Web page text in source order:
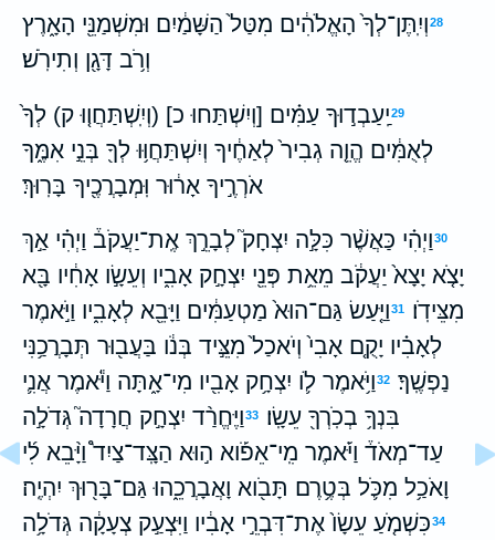
28וְיִֽתֶּן־לְךָ֙ הָאֱלֹהִ֔ים מִטַּל֙ הַשָּׁמַ֔יִם וּמִשְׁמַנֵּ֖י הָאָ֑רֶץ
וְרֹ֥ב דָּגָ֖ן וְתִירֹֽשׁ׃
29יַֽעַבְד֣וּךָ עַמִּ֗ים [וְיִשְׁתַּחוּ כ] (וְיִֽשְׁתַּחֲו֤וּ ק) לְךָ֙
לְאֻמִּ֔ים הֱוֵ֤ה גְבִיר֙ לְאַחֶ֔יךָ וְיִשְׁתַּחֲוּ֥וּ לְךָ֖ בְּנֵ֣י אִמֶּ֑ךָ
אֹרְרֶ֣יךָ אָר֔וּר וּֽמְבָרֲכֶ֖יךָ בָּרֽוּךְ׃
30וַיְהִ֗י כַּאֲשֶׁ֨ר כִּלָּ֣ה יִצְחָק֮ לְבָרֵ֣ךְ אֶֽת־יַעֲקֹב֒ וַיְהִ֗י אַ֣ךְ
יָצֹ֤א יָצָא֙ יַעֲקֹ֔ב מֵאֵ֥ת פְּנֵ֖י יִצְחָ֣ק אָבִ֑יו וְעֵשָׂ֣ו אָחִ֔יו בָּ֖א
מִצֵּידֹֽו׃
31וַיַּ֤עַשׂ גַּם־הוּא֙ מַטְעַמִּ֔ים וַיָּבֵ֖א לְאָבִ֑יו וַיֹּ֣אמֶר
לְאָבִ֗יו יָקֻ֤ם אָבִי֙ וְיֹאכַל֙ מִצֵּ֣יד בְּנֹ֔ו בַּעֲב֖וּר תְּבָרֲכַ֥נִּי
נַפְשֶֽׁךָ׃ 32וַיֹּ֥אמֶר לֹ֛ו יִצְחָ֥ק אָבִ֖יו מִי־אָ֑תָּה וַיֹּ֕אמֶר אֲנִ֛י
בִּנְךָ֥ בְכֹֽרְךָ֖ עֵשָֽׂו׃
33וַיֶּחֱרַ֨ד יִצְחָ֣ק חֲרָדָה֮ גְּדֹלָ֣ה
עַד־מְאֹד֒ וַיֹּ֡אמֶר מִֽי־אֵפֹ֡וא ה֣וּא הַצָּֽד־צַיִד֩ וַיָּ֨בֵא לִ֜י
וָאֹכַ֥ל מִכֹּ֛ל בְּטֶ֥רֶם תָּבֹ֖וא וָאֲבָרֲכֵ֑הוּ גַּם־בָּר֖וּךְ יִהְיֶֽה׃
34כִּשְׁמֹ֤עַ עֵשָׂו֙ אֶת־דִּבְרֵ֣י אָבִ֔יו וַיִּצְעַ֣ק צְעָקָ֔ה גְּדֹלָ֥ה